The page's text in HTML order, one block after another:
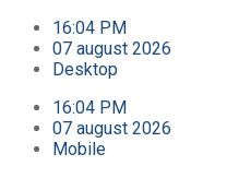
16:04 PM
07 august 2026
Desktop
16:04 PM
07 august 2026
Mobile